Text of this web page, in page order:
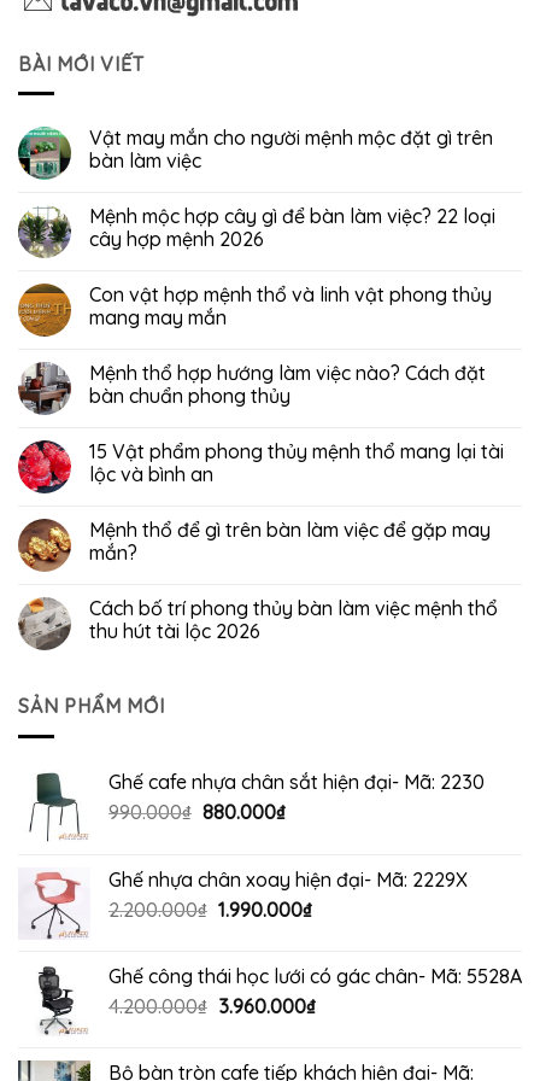
BÀI MỚI VIẾT
Vật may mắn cho người mệnh mộc đặt gì trên
bàn làm việc
Mệnh mộc hợp cây gì để bàn làm việc? 22 loại
cây hợp mệnh 2026
Con vật hợp mệnh thổ và linh vật phong thủy
mang may mắn
Mệnh thổ hợp hướng làm việc nào? Cách đặt
bàn chuẩn phong thủy
15 Vật phẩm phong thủy mệnh thổ mang lại tài
lộc và bình an
Mệnh thổ để gì trên bàn làm việc để gặp may
mắn?
Cách bố trí phong thủy bàn làm việc mệnh thổ
thu hút tài lộc 2026
SẢN PHẨM MỚI
Ghế cafe nhựa chân sắt hiện đại- Mã: 2230
990.000₫ Giá
990.000₫.
880.000₫Giá
là:
880.000₫.
Ghế nhựa chân xoay hiện đại- Mã: 2229X
2.200.000₫ Giá
2.200.000₫.
1.990.000₫Giá
là:
1.990.000₫.
Ghế công thái học lưới có gác chân- Mã: 5528A
4.200.000₫ Giá
3.960.000₫Giá
Bộ bàn tròn cafe tiếp khách hiện đại- Mã: